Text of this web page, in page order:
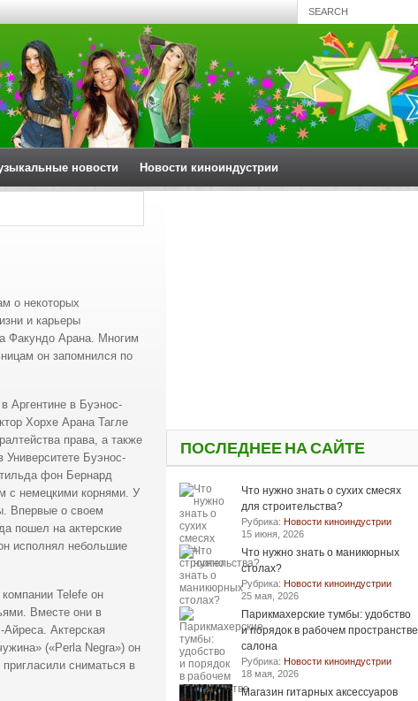
новости Новости киноиндустрии
о некоторых
и карьеры
Факундо Арана. Многим
он запомнился по
Аргентине в Буэнос-
Хорхе Арана Тагле
права, а также
Буэнос-
фон Бернард
с немецкими корнями. У
Впервые о своем
пошел на актерские
исполнял небольшие
Telefe он
Вместе они в
Актерская
(«Perla Negra») он
сниматься в
ПОСЛЕДНЕЕ НА САЙТЕ
Что нужно знать о сухих смесях
для строительства?
Рубрика: Новости киноиндустрии
15 июня, 2026
Что нужно знать о маникюрных
столах?
Рубрика: Новости киноиндустрии
25 мая, 2026
Парикмахерские тумбы: удобство
и порядок в рабочем пространстве
салона
Рубрика: Новости киноиндустрии
18 мая, 2026
Магазин гитарных аксессуаров